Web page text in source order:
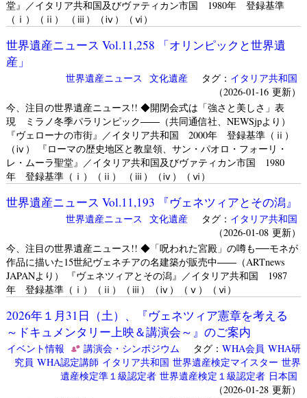
堂』／イタリア共和国及びヴァティカン市国 1980年 登録基準
（ⅰ）（ⅱ） （ⅲ）（ⅳ）（ⅵ）
世界遺産ニュース Vol.11,258 「オリンピックと世界遺
産」
世界遺産ニュース 文化遺産タグ： イタリア共和国
（2026-01-16 更新）
今、注目の世界遺産ニュース!! ◆開閉会式は「強さと美しさ」表
現 ミラノ冬季パラリンピック――（共同通信社、NEWSjpより）
『ヴェローナの市街』／イタリア共和国 2000年 登録基準（ⅱ）
（ⅳ） 『ローマの歴史地区と教皇領、サン・パオロ・フォーリ・
レ・ムーラ聖堂』／イタリア共和国及びヴァティカン市国 1980
年 登録基準（ⅰ）（ⅱ） （ⅲ）（ⅳ）（ⅵ）
世界遺産ニュース Vol.11,193 『ヴェネツィアとその潟』
世界遺産ニュース 文化遺産タグ： イタリア共和国
（2026-01-08 更新）
今、注目の世界遺産ニュース!! ◆「呪われた宮殿」の噂も──モネが
作品に描いた15世紀ヴェネチアの名建築が販売中――（ARTnews
JAPANより） 『ヴェネツィアとその潟』／イタリア共和国 1987
年 登録基準（ⅰ）（ⅱ）（ⅲ）（ⅳ）（ⅴ）（ⅵ）
2026年１月31日（土）、『ヴェネツィア憲章を考える
～ドキュメンタリー上映＆講演会～』のご案内
イベント情報 講演会・シンポジウム タグ： WHA会員 WHA研
究員 WHA認定講師 イタリア共和国 世界遺産検定マイスター 世界
遺産検定準１級認定者 世界遺産検定１級認定者 日本国
（2026-01-28 更新）